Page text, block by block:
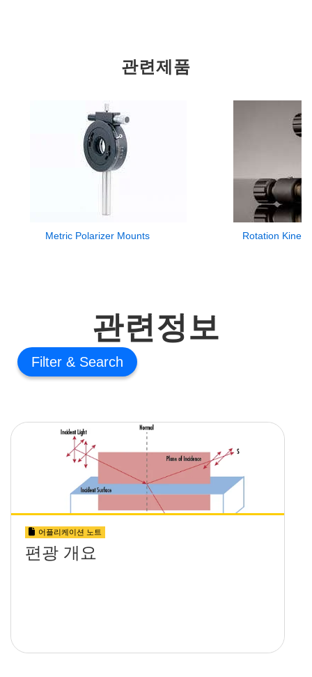
관련제품
Metric Polarizer Mounts Rotation
관련정보
Filter
어플리케이션 노트
편광 개요